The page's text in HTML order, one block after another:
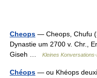
Cheops — Cheops, Chufu
Dynastie um 2700 v. Chr.,
Giseh …
Kleines
Chéops — ou Khéops